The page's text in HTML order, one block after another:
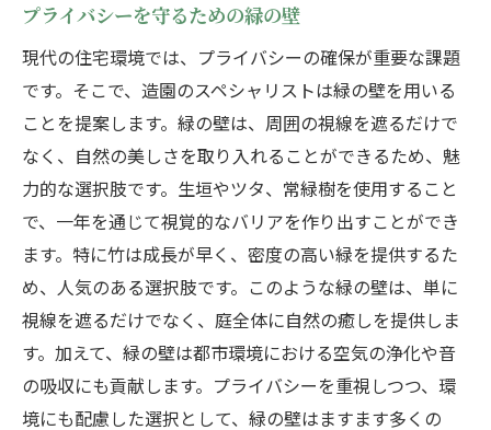
プライバシーを守るための緑の壁
現代の住宅環境では、プライバシーの確保が重要な課題
です。そこで、造園のスペシャリストは緑の壁を用いる
ことを提案します。緑の壁は、周囲の視線を遮るだけで
なく、自然の美しさを取り入れることができるため、魅
力的な選択肢です。生垣やツタ、常緑樹を使用すること
で、一年を通じて視覚的なバリアを作り出すことができ
ます。特に竹は成長が早く、密度の高い緑を提供するた
め、人気のある選択肢です。このような緑の壁は、単に
視線を遮るだけでなく、庭全体に自然の癒しを提供しま
す。加えて、緑の壁は都市環境における空気の浄化や音
の吸収にも貢献します。プライバシーを重視しつつ、環
境にも配慮した選択として、緑の壁はますます多くの